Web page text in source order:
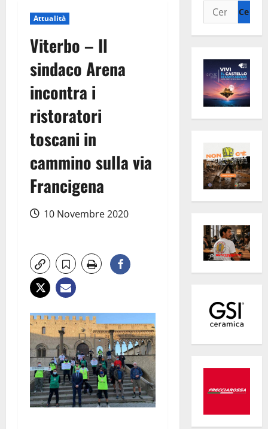
Attualità
Viterbo – Il
sindaco Arena
incontra i
ristoratori
toscani in
cammino sulla via
Francigena
10 Novembre 2020
Ricerca
per: